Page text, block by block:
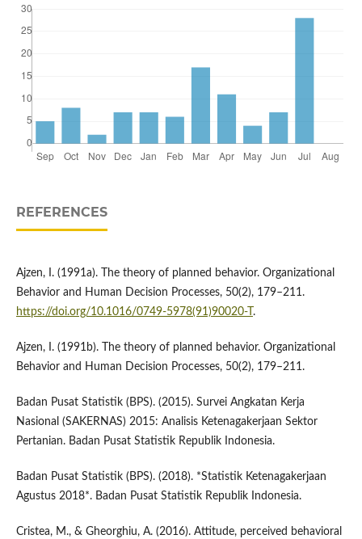
REFERENCES
Ajzen, I. (1991a). The theory of planned behavior. Organizational
Behavior and Human Decision Processes, 50(2), 179–211.
https://doi.org/10.1016/0749-5978(91)90020-T .
Ajzen, I. (1991b). The theory of planned behavior. Organizational
Behavior and Human Decision Processes, 50(2), 179–211.
Badan Pusat Statistik (BPS). (2015). Survei Angkatan Kerja
Nasional (SAKERNAS) 2015: Analisis Ketenagakerjaan Sektor
Pertanian. Badan Pusat Statistik Republik Indonesia.
Badan Pusat Statistik (BPS). (2018). *Statistik Ketenagakerjaan
Agustus 2018*. Badan Pusat Statistik Republik Indonesia.
Cristea, M., & Gheorghiu, A. (2016). Attitude, perceived behavioral